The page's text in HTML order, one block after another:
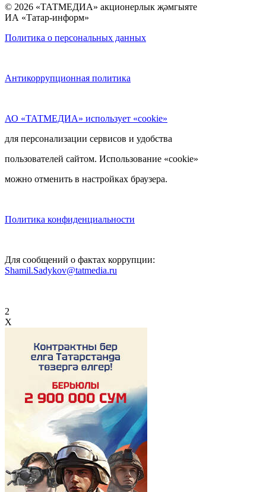
© 2026 «ТАТМЕДИА» акционерлык җәмгыяте
ИА «Татар-информ»
Политика о персональных данных
Антикоррупционная политика
АО «ТАТМЕДИА» использует «cookie»
для персонализации сервисов и удобства
пользователей сайтом. Использование «cookie»
можно отменить в настройках браузера.
Политика конфиденциальности
Для сообщений о фактах коррупции:
Shamil.Sadykov@tatmedia.ru
2
X